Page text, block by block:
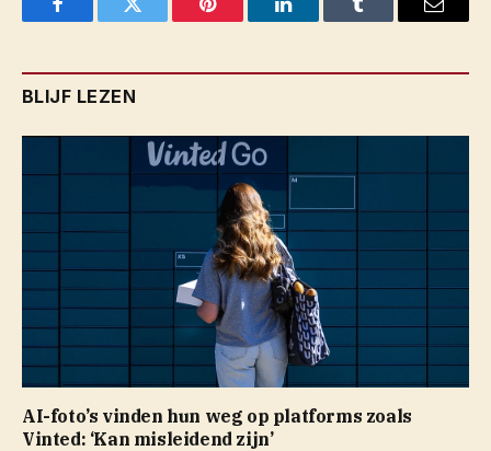
FacebookTwitter Pinterest LinkedInTumblr Email
BLIJF LEZEN
AI-foto’s vinden hun weg op platforms zoals
Vinted: ‘Kan misleidend zijn’